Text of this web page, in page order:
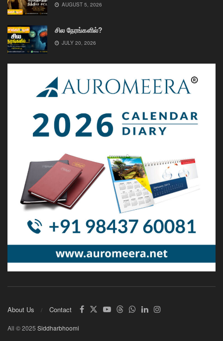
AUGUST 5, 2026
சில நேரங்களில்?
JULY 20, 2026
About Us Contact
All © 2025 Siddharbhoomi